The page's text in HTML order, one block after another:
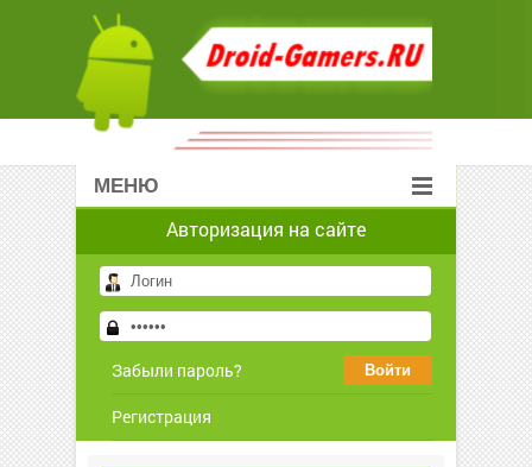
МЕНЮ
Авторизация на сайте
Забыли пароль?
Регистрация